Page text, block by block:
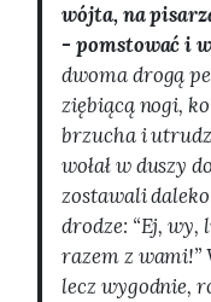
wójta, na
- pomstować i
dwoma drogą
ziębiącą nogi,
brzucha i
wołał w duszy
zostawali
drodze: “Ej, wy,
razem z wami!”
lecz wygodnie,